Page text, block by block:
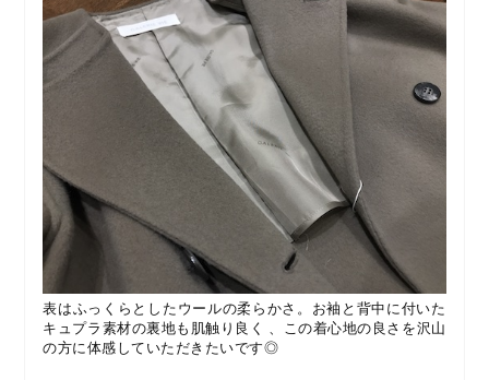
表はふっくらとしたウールの柔らかさ。お袖と背中に付いた
キュプラ素材の裏地も肌触り良く 、この着心地の良さを沢山
の方に体感していただきたいです◎